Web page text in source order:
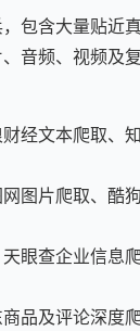
包含大量贴近
音频、视频及
经文本爬取、
图片爬取、酷
眼查企业信息
品及评论深度